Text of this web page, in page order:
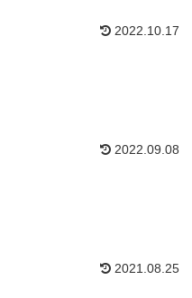
2022.10.17
2022.09.08
2021.08.25